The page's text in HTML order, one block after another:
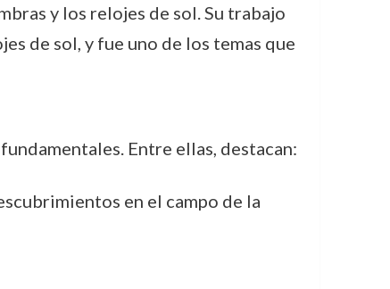
y los relojes de sol. Su trabajo
de sol, y fue uno de los temas que
Entre ellas, destacan:
en el campo de la